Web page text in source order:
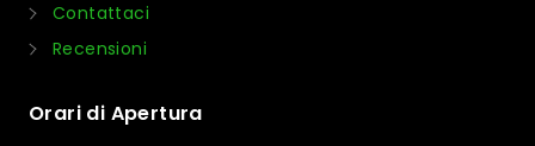
Contattaci
Recensioni
Orari di Apertura